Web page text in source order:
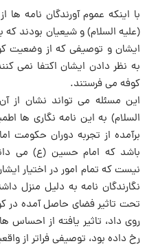
با اینکه عموم آورندگان نامه
(علیه السلام) و شیعیان بودند
ایشان و توصیفی که از وضعیت
به نظر دادن ایشان اکتفا نمی
کوفه می فرستند.
این مسئله می تواند نشان از
السلام) به این نامه نگاری ها
برآمده از تجربه دوران حکومت
باشد که امام حسین (ع) می
نیست که تمام امور در اختیار
نگارندگان نامه به دلیل منزل
تحت تاثیر فضای حاصل آمده در
روی داد، تاثیر یافته از احساس
رخ داده بود، توصیفی فراتر از